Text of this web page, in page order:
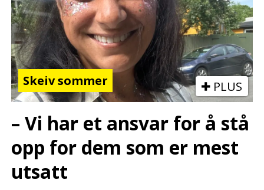
Skeiv sommer PLUS
– Vi har et ansvar for å stå
opp for dem som er mest
utsatt